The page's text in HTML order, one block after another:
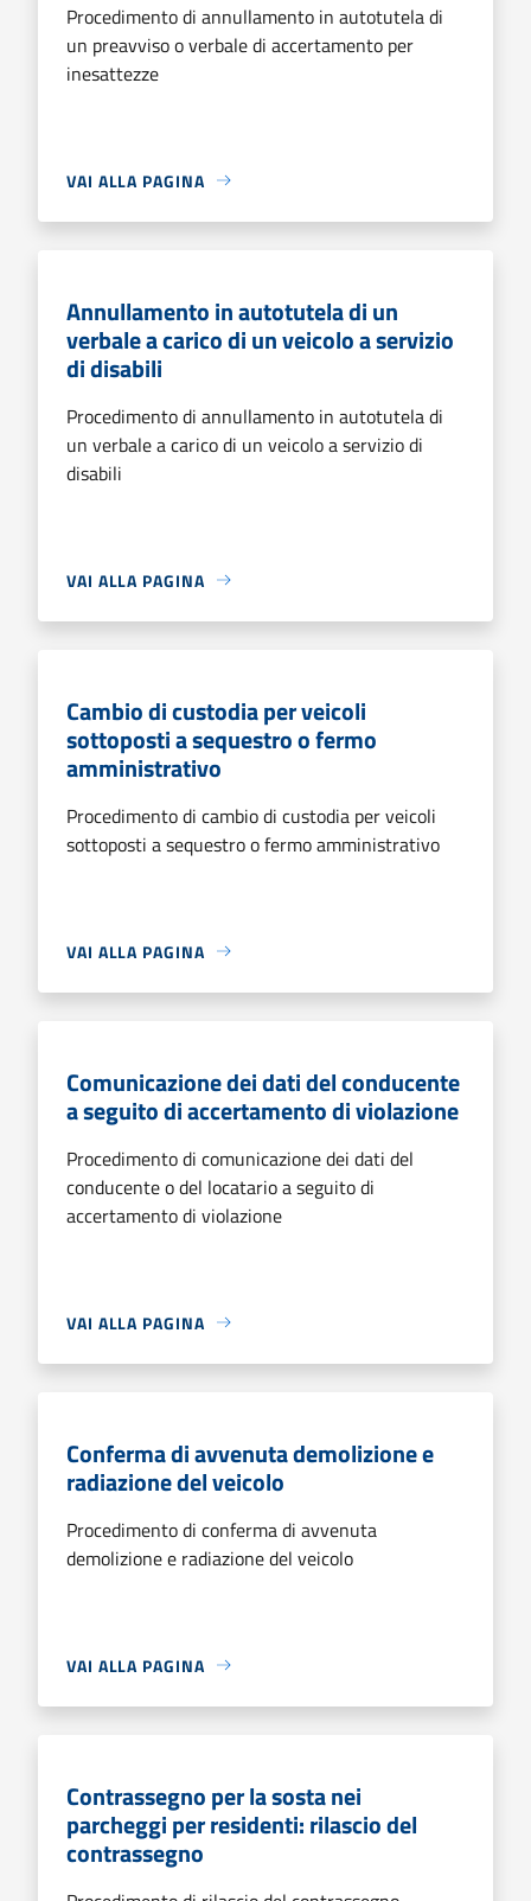
Procedimento di annullamento in autotutela di
un preavviso o verbale di accertamento per
inesattezze
VAI ALLA PAGINA
Annullamento in autotutela di un
verbale a carico di un veicolo a servizio
di disabili
Procedimento di annullamento in autotutela di
un verbale a carico di un veicolo a servizio di
disabili
VAI ALLA PAGINA
Cambio di custodia per veicoli
sottoposti a sequestro o fermo
amministrativo
Procedimento di cambio di custodia per veicoli
sottoposti a sequestro o fermo amministrativo
VAI ALLA PAGINA
Comunicazione dei dati del conducente
a seguito di accertamento di violazione
Procedimento di comunicazione dei dati del
conducente o del locatario a seguito di
accertamento di violazione
VAI ALLA PAGINA
Conferma di avvenuta demolizione e
radiazione del veicolo
Procedimento di conferma di avvenuta
demolizione e radiazione del veicolo
VAI ALLA PAGINA
Contrassegno per la sosta nei
parcheggi per residenti: rilascio del
contrassegno